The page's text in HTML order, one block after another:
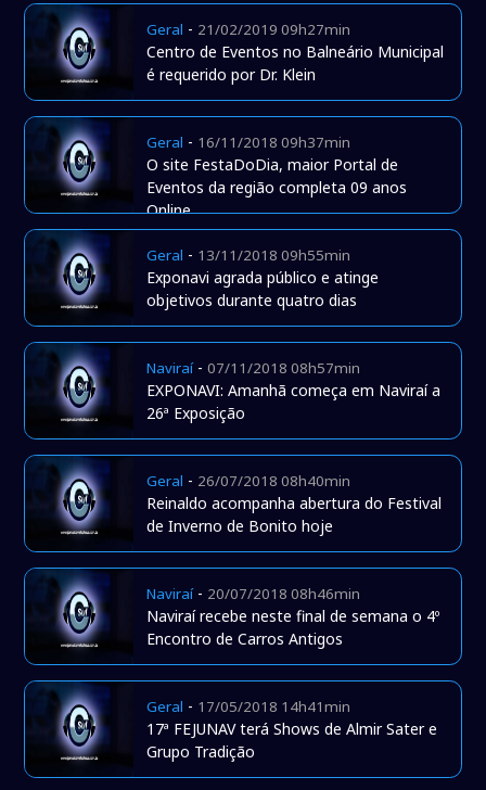
Geral - 21/02/2019 09h27min
Centro de Eventos no Balneário Municipal
é requerido por Dr. Klein
Geral - 16/11/2018 09h37min
O site FestaDoDia, maior Portal de
Eventos da região completa 09 anos
Online.
Geral - 13/11/2018 09h55min
Exponavi agrada público e atinge
objetivos durante quatro dias
Naviraí-07/11/2018 08h57min
EXPONAVI: Amanhã começa em Naviraí a
26ª Exposição
Geral - 26/07/2018 08h40min
Reinaldo acompanha abertura do Festival
de Inverno de Bonito hoje
Naviraí- 20/07/2018 08h46min
Naviraí recebe neste final de semana o 4º
Encontro de Carros Antigos
Geral - 17/05/2018 14h41min
17ª FEJUNAV terá Shows de Almir Sater e
Grupo Tradição